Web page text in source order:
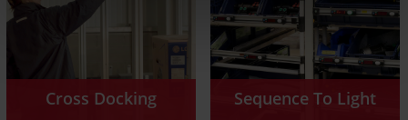
Cross Docking Sequence To Light